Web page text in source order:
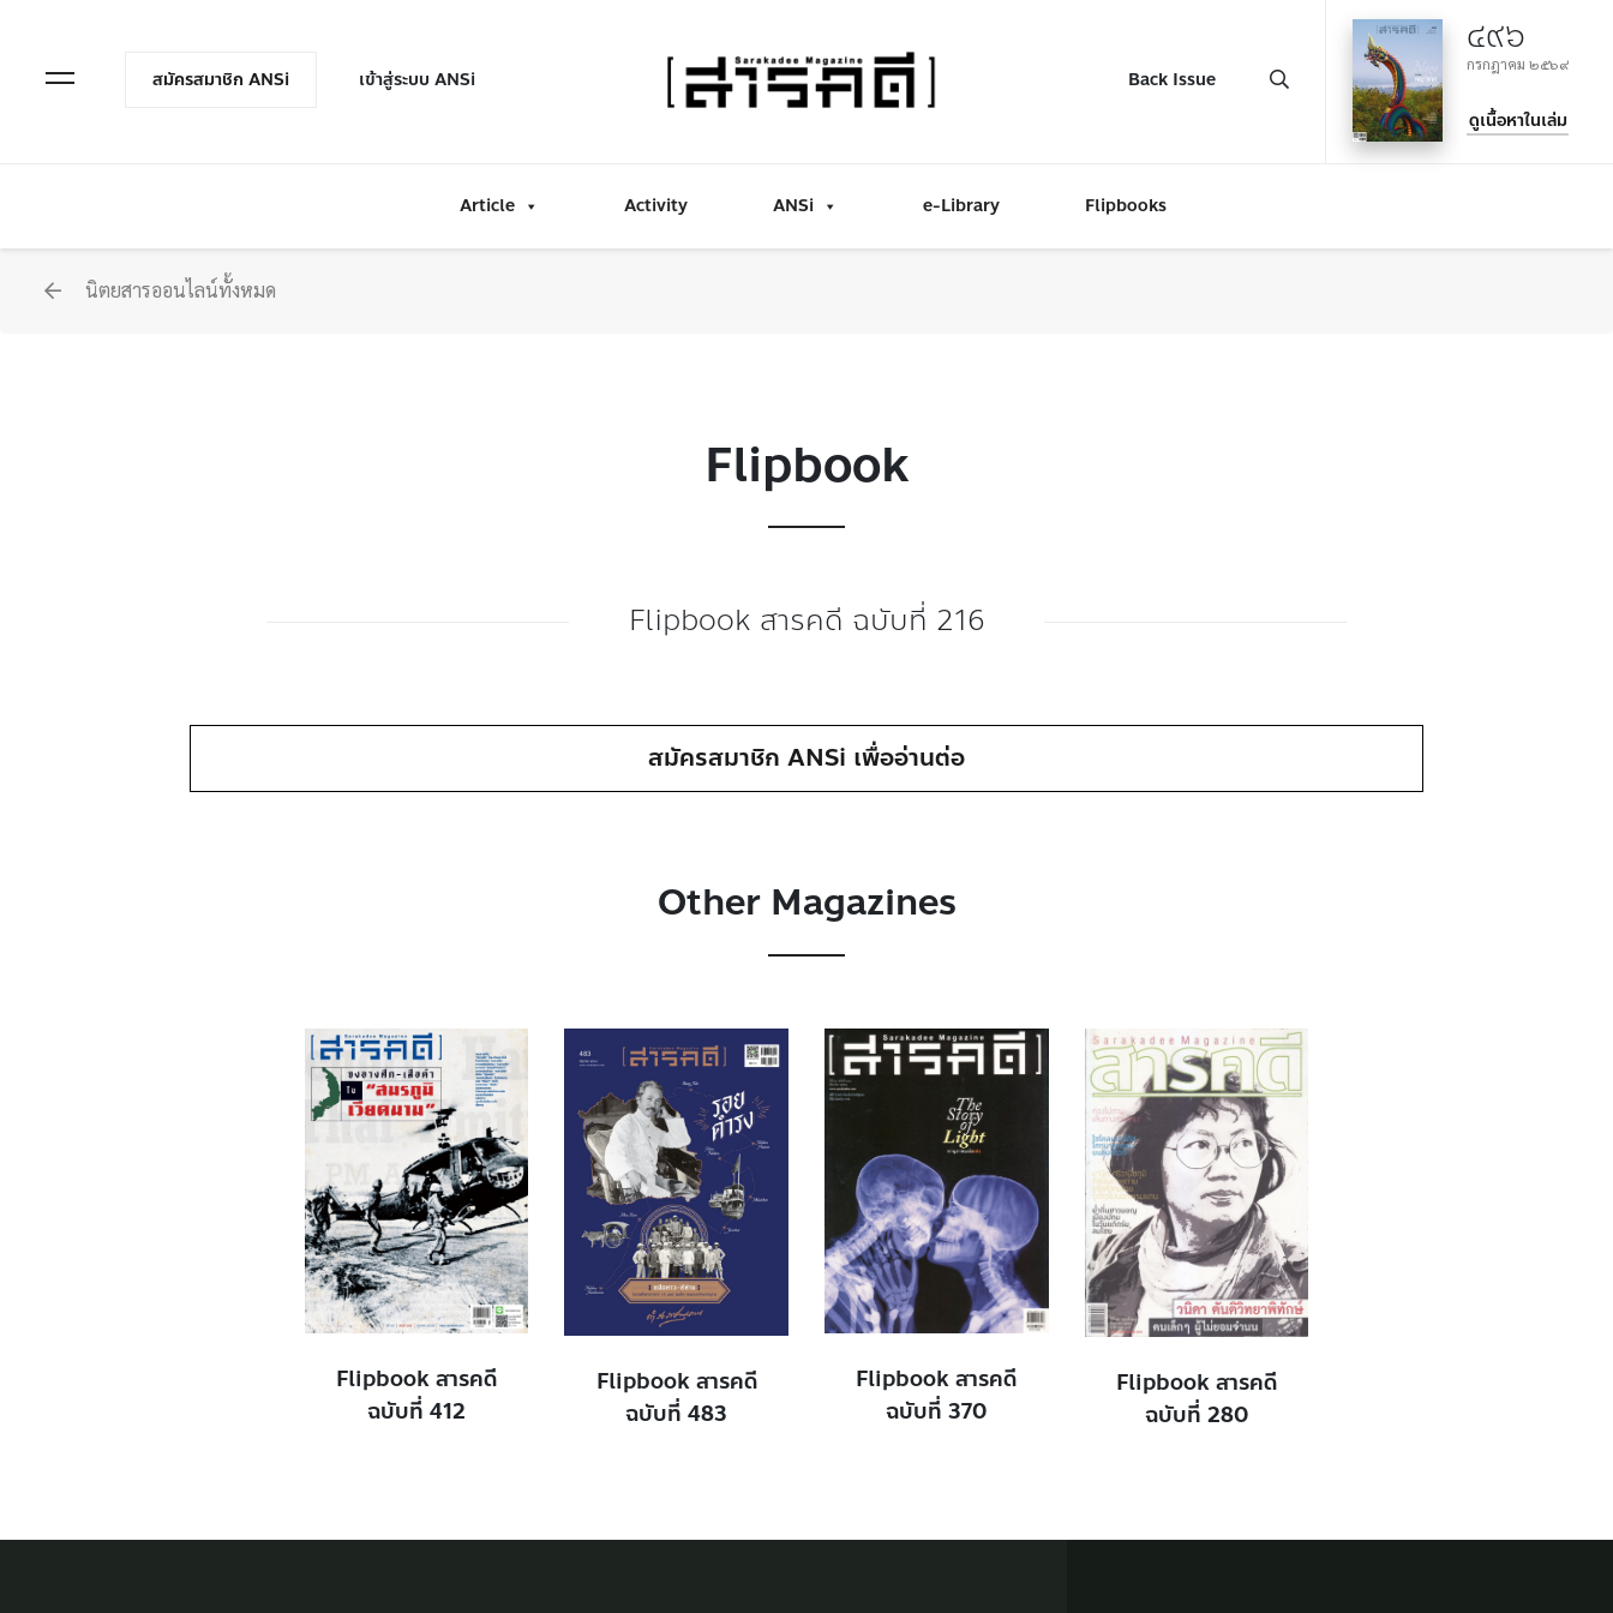
Open Menuสมัครสมาชิก ANSi เข้าสู่ระบบ ANSi Back Issue
๔๙๖
กรกฎาคม ๒๕๖๙
ดูเนื้อหาในเล่ม
Article Activity ANSi e-Library Flipbooks
นิตยสารออนไลน์ทั้งหมด
Flipbook
Flipbook สารคดี ฉบับที่ 216
สมัครสมาชิก ANSi เพื่ออ่านต่อ
Other Magazines
Flipbook สารคดี
ฉบับที่ 412
Flipbook สารคดี
ฉบับที่ 483
Flipbook สารคดี
ฉบับที่ 370
Flipbook สารคดี
ฉบับที่ 280